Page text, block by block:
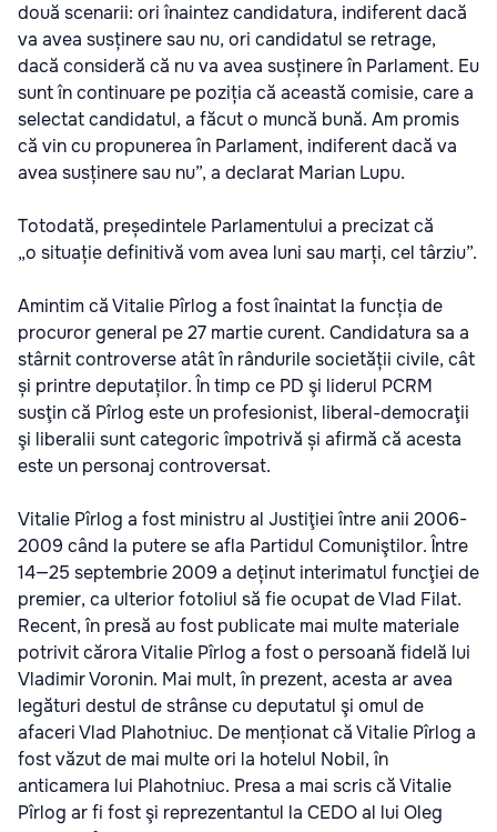
două scenarii: ori înaintez candidatura, indiferent dacă
va avea susținere sau nu, ori candidatul se retrage,
dacă consideră că nu va avea susținere în Parlament. Eu
sunt în continuare pe poziția că această comisie, care a
selectat candidatul, a făcut o muncă bună. Am promis
că vin cu propunerea în Parlament, indiferent dacă va
avea susținere sau nu”, a declarat Marian Lupu.
Totodată, președintele Parlamentului a precizat că
„o situație definitivă vom avea luni sau marți, cel târziu”.
Amintim că Vitalie Pîrlog a fost înaintat la funcția de
procuror general pe 27 martie curent. Candidatura sa a
stârnit controverse atât în rândurile societății civile, cât
și printre deputaților. În timp ce PD şi liderul PCRM
susţin că Pîrlog este un profesionist, liberal-democraţii
şi liberalii sunt categoric împotrivă și afirmă că acesta
este un personaj controversat.
Vitalie Pîrlog a fost ministru al Justiţiei între anii 2006-
2009 când la putere se afla Partidul Comuniştilor. Între
14—25 septembrie 2009 a deținut interimatul funcţiei de
premier, ca ulterior fotoliul să fie ocupat de Vlad Filat.
Recent, în presă au fost publicate mai multe materiale
potrivit cărora Vitalie Pîrlog a fost o persoană fidelă lui
Vladimir Voronin. Mai mult, în prezent, acesta ar avea
legături destul de strânse cu deputatul şi omul de
afaceri Vlad Plahotniuc. De menționat că Vitalie Pîrlog a
fost văzut de mai multe ori la hotelul Nobil, în
anticamera lui Plahotniuc. Presa a mai scris că Vitalie
Pîrlog ar fi fost şi reprezentantul la CEDO al lui Oleg